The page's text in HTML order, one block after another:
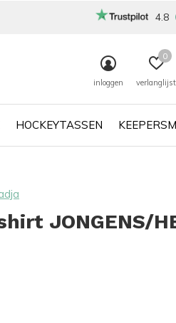
HOCKEYTASSEN
inloggen verlanglijst
0
4.8
JONGENS/